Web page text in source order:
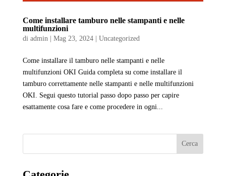
Come installare tamburo nelle stampanti e nelle
multifunzioni
di admin| Mag 23, 2024| Uncategorized
Come installare il tamburo nelle stampanti e nelle
multifunzioni OKI Guida completa su come installare il
tamburo correttamente nelle stampanti e nelle multifunzioni
OKI. Segui questo tutorial passo dopo passo per capire
esattamente cosa fare e come procedere in ogni...
Cerca